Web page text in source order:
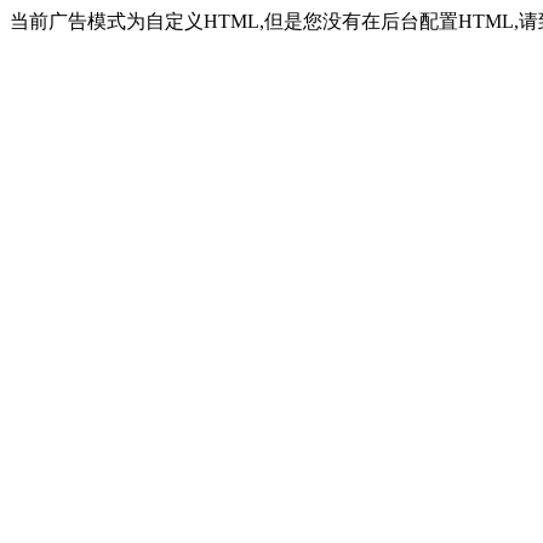
当前广告模式为自定义HTML,但是您没有在后台配置HTML,